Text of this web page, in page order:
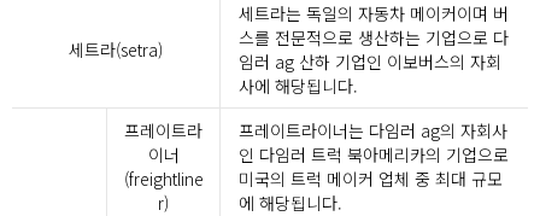
세트라(setra)
세트라는 독일의 자동차 메이커이며 버
스를 전문적으로 생산하는 기업으로 다
임러 ag 산하 기업인 이보버스의 자회
사에 해당됩니다.
프레이트라
이너
(freightline
r)
프레이트라이너는 다임러 ag의 자회사
인 다임러 트럭 북아메리카의 기업으로
미국의 트럭 메이커 업체 중 최대 규모
에 해당됩니다.